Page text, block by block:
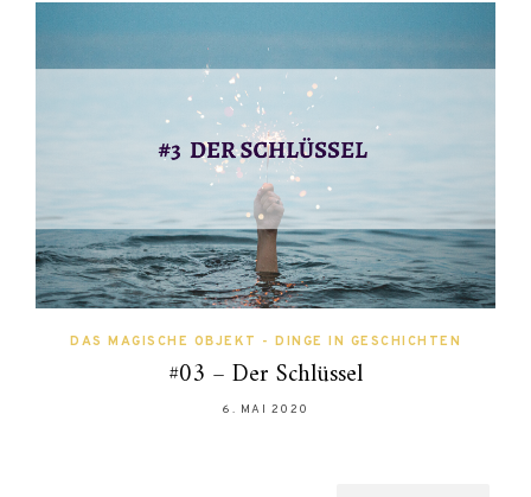
DAS MAGISCHE OBJEKT - DINGE IN GESCHICHTEN
#03 – Der Schlüssel
6. MAI 2020